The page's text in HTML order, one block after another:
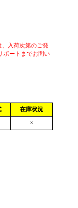
入荷次第のご発
ポートまでお問い
在庫状況
×